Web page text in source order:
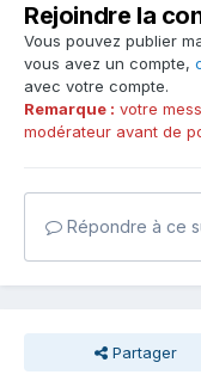
Rejoindre la
Vous pouvez publier
vous avez un compte,
avec votre compte.
Remarque : votre
modérateur avant de
Répondre à ce
Partager